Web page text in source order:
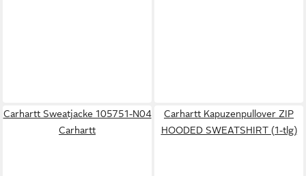
Carhartt Sweatjacke 105751-N04
Carhartt
Carhartt Kapuzenpullover ZIP
HOODED SWEATSHIRT (1-tlg)